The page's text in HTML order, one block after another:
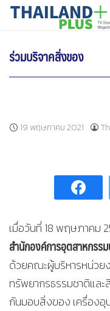
SkipTHAILANDPLUS
ร่วมบริจาคสิ่งของ
19 พฤษภาคม 2021
เมื่อวันที่ 18 พฤษภาคม
สำนักองค์การอุตสาหกรรม
ด้วยคณะผู้บริหารหน่วย
ทรัพยากรธรรมชาติแล
กันมอบสิ่งของ เครื่องอุ